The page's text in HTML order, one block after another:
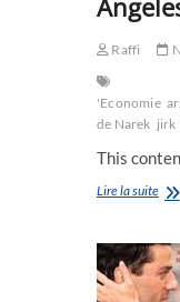
Raffi
'Economie
de Narek jirk
This
Lire la suite
18